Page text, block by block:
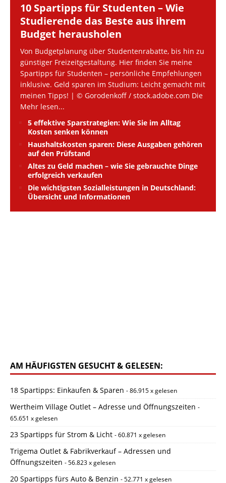
10 Spartipps für Studenten – Wie
Studierende das Beste aus ihrem
Budget herausholen
Von Budgetplanung über Studentenrabatte, bis hin zu
günstiger Freizeitgestaltung. Hier finden Sie meine
Spartipps für Studenten – persönliche Empfehlungen
inklusive. Geld sparen im Studium: Leicht gemacht mit
meinen Tipps! | © Gorodenkoff / stock.adobe.com Die
Mehr lesen...
5 effektive Sparstrategien: Wie Sie im Alltag
Kosten senken können
Haushaltskosten sparen: Diese Ausgaben gehören
auf den Prüfstand
Altes zu Geld machen – wie Sie gebrauchte Dinge
erfolgreich verkaufen
Die wichtigsten Sozialleistungen in Deutschland:
Übersicht und Informationen
AM HÄUFIGSTEN GESUCHT & GELESEN:
18 Spartipps: Einkaufen & Sparen - 86.915 x gelesen
Wertheim Village Outlet – Adresse und Öffnungszeiten -
65.651 x gelesen
23 Spartipps für Strom & Licht - 60.871 x gelesen
Trigema Outlet & Fabrikverkauf – Adressen und
Öffnungszeiten - 56.823 x gelesen
20 Spartipps fürs Auto & Benzin - 52.771 x gelesen